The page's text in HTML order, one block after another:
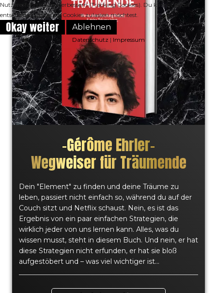
–Gérôme Ehrler–
Wegweiser für Träumende
Dein "Element" zu finden und deine Träume zu
leben, passiert nicht einfach so, während du auf der
Couch sitzt und Netflix schaust. Nein, es ist das
Ergebnis von ein paar einfachen Strategien, die
wirklich jeder von uns lernen kann. Alles, was du
wissen musst, steht in diesem Buch. Und nein, er hat
diese Strategien nicht erfunden, er hat sie bloß
aufgestöbert und – was viel wichtiger ist...
Nutzererfahrung zu verbessern (Tracking Cookies). Du kannst selbst
entscheiden, ob du die Cookies zulassen möchtest.
Okay weiter Ablehnen
Datenschutz | Impressum